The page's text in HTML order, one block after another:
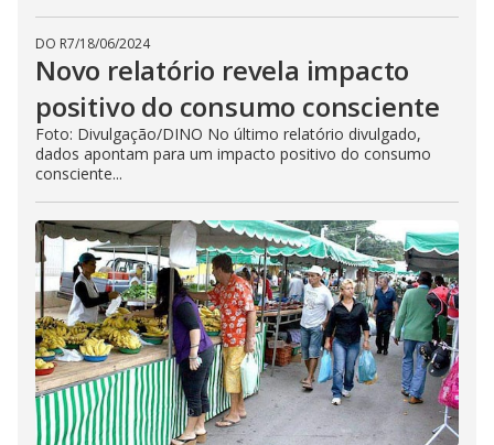
DO R7/18/06/2024
Novo relatório revela impacto
positivo do consumo consciente
Foto: Divulgação/DINO No último relatório divulgado,
dados apontam para um impacto positivo do consumo
consciente...